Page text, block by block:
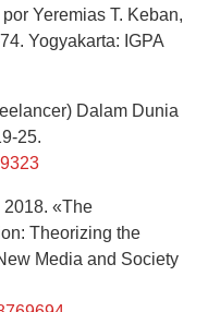
Yeremias T. Keban,
Yogyakarta: IGPA
Dalam Dunia
25.
2018. «The
Theorizing the
Media and Society